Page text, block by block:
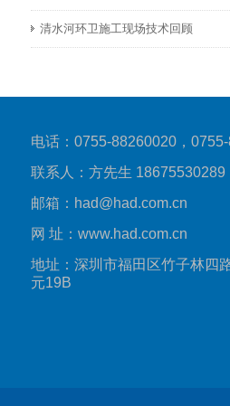
清水河环卫施工现场技术回顾
电话：0755-88260020，
联系人：方先生 18675530289
邮箱：had@had.com.cn
网 址：www.had.com.cn
地址：深圳市福田区竹子林四
元19B